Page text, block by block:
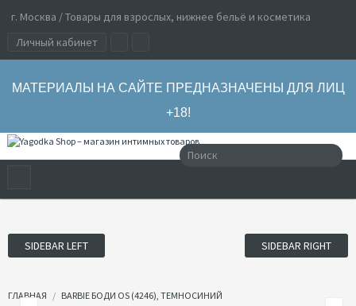
г. Москва / Товары для взрослых, нижнее бельё и косметика
Личный кабинет
МАТЕРИАЛЫ НА САЙТЕ ПРЕДНАЗНАЧЕНЫ ДЛЯ ЛИЦ
+18!
SIDEBAR LEFT SIDEBAR RIGHT
ГЛАВНАЯ BARBIE БОДИ OS (4246), ТЕМНОСИНИЙ